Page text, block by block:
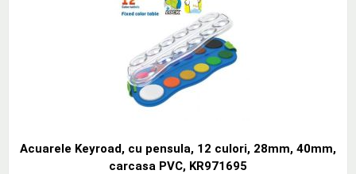
Acuarele Keyroad, cu pensula, 12 culori, 28mm, 40mm,
carcasa PVC, KR971695